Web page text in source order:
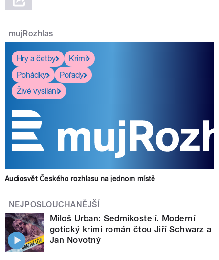
mujRozhlas
Hry a četby
Krimi
Pohádky
Pořady
Živé vysílání
Audiosvět Českého rozhlasu na jednom místě
NEJPOSLOUCHANĚJŠÍ
Miloš Urban: Sedmikostelí. Moderní
gotický krimi román čtou Jiří Schwarz a
Jan Novotný